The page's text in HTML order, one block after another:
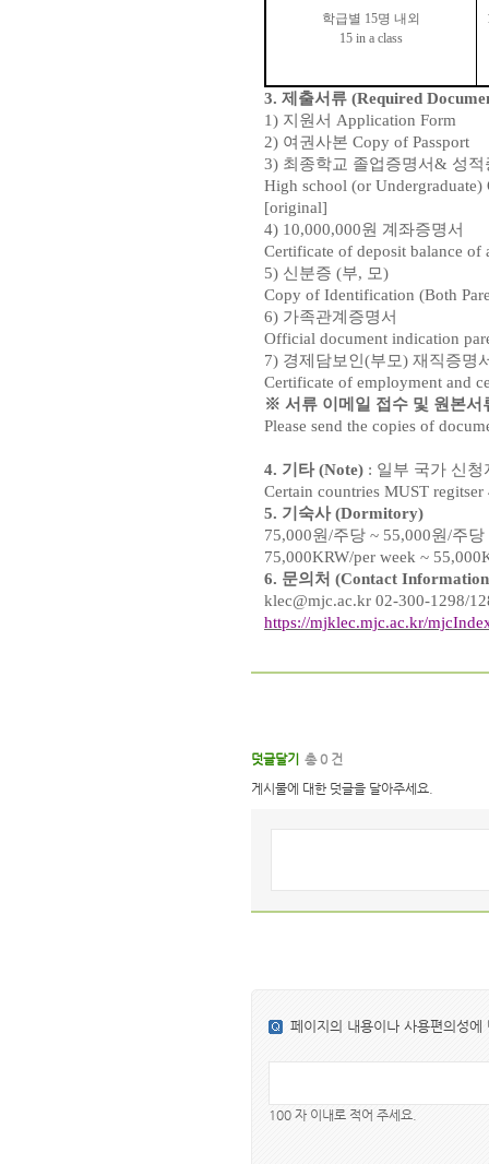
학급별 15명 내외
15 in a class
3. 제출서류 (Required
1) 지원서 Application Form
2) 여권사본 Copy of Passport
3) 최종학교 졸업증명서& 성적
High school (or
[original]
4) 10,000,000원 계좌증명서
Certificate of deposit balance
5) 신분증 (부, 모)
Copy of Identification (Both
6) 가족관계증명서
Official document indication
7) 경제담보인 (부모) 재직증명
Certificate of employment and
※ 서류 이메일 접수 및 원본서
Please send the copies of
4. 기타(Note) : 일부 국가 신
Certain countries MUST regitser
5. 기숙사(Dormitory)
75,000원/주당 ~ 55,000원/주당
75,000KRW/per week ~
6. 문의처 (Contact
klec@mjc.ac.kr 02-300-1298/
https://mjklec.mjc.ac.kr/
덧글달기
총 0 건
게시물에 대한 덧글을 달아주세요.
페이지의 내용이나 사용편의성에
100 자 이내로 적어 주세요.